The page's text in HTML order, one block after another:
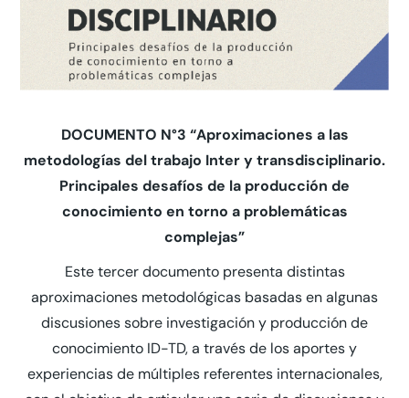
DOCUMENTO N°3 “Aproximaciones a las
metodologías del trabajo Inter y transdisciplinario.
Principales desafíos de la producción de
conocimiento en torno a problemáticas
complejas”
Este tercer documento presenta distintas
aproximaciones metodológicas basadas en algunas
discusiones sobre investigación y producción de
conocimiento ID-TD, a través de los aportes y
experiencias de múltiples referentes internacionales,